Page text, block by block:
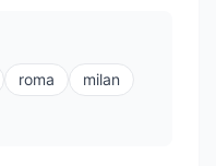
roma
milan